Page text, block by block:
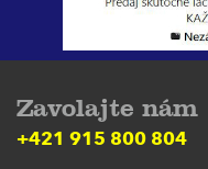
Zavolajte nám
+421 915 800 804